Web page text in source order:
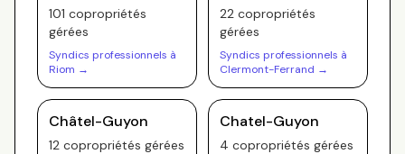
101 copropriétés
gérées
Syndics professionnels à
Riom →
22 copropriétés
gérées
Syndics professionnels à
Clermont-Ferrand →
Châtel-Guyon
12 copropriétés gérées
Chatel-Guyon
4 copropriétés gérées